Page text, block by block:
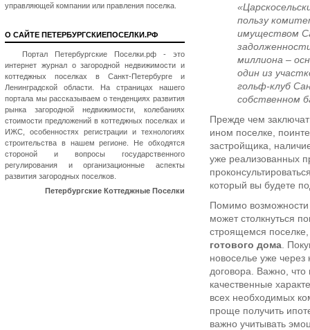
пользу
имуществом
миллиона –
один из
гольф-клуб
собственном
Прежде чем
ином поселке,
застройщика,
уже реализованных
который вы будете
Помимо возможности
может столкнуться
строящемся поселке,
готового дома .
новоселье уже через
договора. Важно, что
качественные
всех необходимых
проще получить
важно учитывать
управляющей компании или правления поселка.
О САЙТЕ ПЕТЕРБУРГСКИЕПОСЕЛКИ.РФ
Портал Петербургские Поселки.рф - это
интернет журнал о загородной недвижимости и
коттеджных поселках в Санкт-Петербурге и
Ленинградской области. На страницах нашего
портала мы рассказываем о тенденциях развития
рынка загородной недвижимости, колебаниях
стоимости предложений в коттеджных поселках и
ИЖС, особенностях регистрации и технологиях
строительства в нашем регионе. Не обходятся
стороной и вопросы государственного
регулирования и организационные аспекты
развития загородных поселков.
Петербургские Коттеджные Поселки